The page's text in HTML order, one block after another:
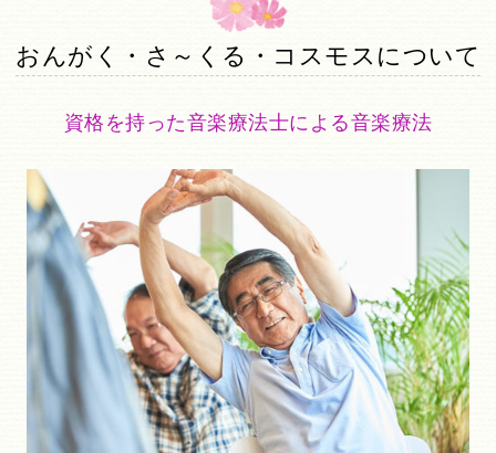
おんがく・さ～くる・コスモスについて
資格を持った音楽療法士による音楽療法